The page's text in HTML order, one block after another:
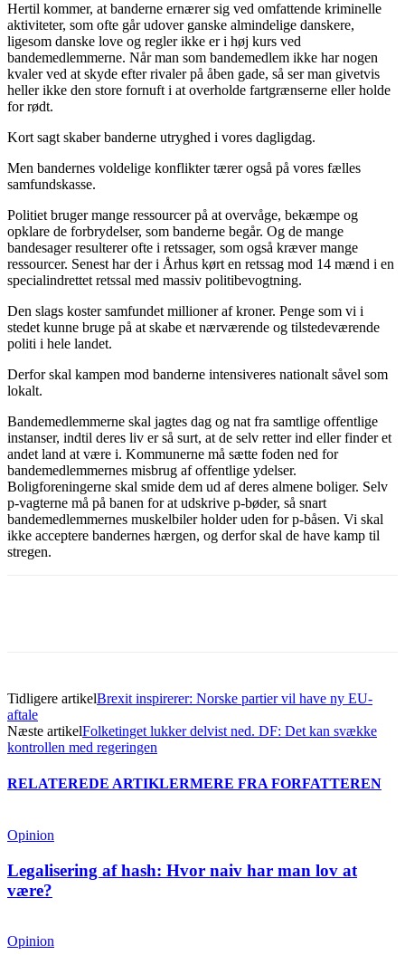
Hertil kommer, at banderne ernærer sig ved omfattende kriminelle
aktiviteter, som ofte går udover ganske almindelige danskere,
ligesom danske love og regler ikke er i høj kurs ved
bandemedlemmerne. Når man som bandemedlem ikke har nogen
kvaler ved at skyde efter rivaler på åben gade, så ser man givetvis
heller ikke den store fornuft i at overholde fartgrænserne eller holde
for rødt.
Kort sagt skaber banderne utryghed i vores dagligdag.
Men bandernes voldelige konflikter tærer også på vores fælles
samfundskasse.
Politiet bruger mange ressourcer på at overvåge, bekæmpe og
opklare de forbrydelser, som banderne begår. Og de mange
bandesager resulterer ofte i retssager, som også kræver mange
ressourcer. Senest har der i Århus kørt en retssag mod 14 mænd i en
specialindrettet retssal med massiv politibevogtning.
Den slags koster samfundet millioner af kroner. Penge som vi i
stedet kunne bruge på at skabe et nærværende og tilstedeværende
politi i hele landet.
Derfor skal kampen mod banderne intensiveres nationalt såvel som
lokalt.
Bandemedlemmerne skal jagtes dag og nat fra samtlige offentlige
instanser, indtil deres liv er så surt, at de selv retter ind eller finder et
andet land at være i. Kommunerne må sætte foden ned for
bandemedlemmernes misbrug af offentlige ydelser.
Boligforeningerne skal smide dem ud af deres almene boliger. Selv
p-vagterne må på banen for at udskrive p-bøder, så snart
bandemedlemmernes muskelbiler holder uden for p-båsen. Vi skal
ikke acceptere bandernes hærgen, og derfor skal de have kamp til
stregen.
Tidligere artikelBrexit inspirerer: Norske partier vil have ny EU-
aftale
Næste artikelFolketinget lukker delvist ned. DF: Det kan svække
kontrollen med regeringen
RELATEREDE ARTIKLERMERE FRA FORFATTEREN
Opinion
Legalisering af hash: Hvor naiv har man lov at
være?
Opinion